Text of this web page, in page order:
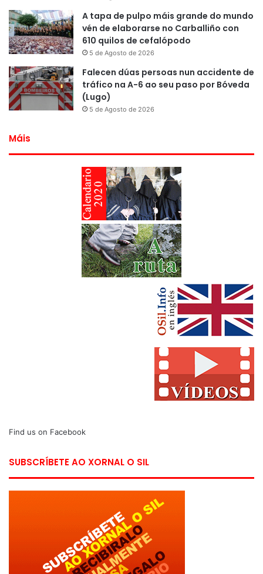
A tapa de pulpo máis grande do mundo
vén de elaborarse no Carballiño con
610 quilos de cefalópodo
5 de Agosto de 2026
Falecen dúas persoas nun accidente de
tráfico na A-6 ao seu paso por Bóveda
(Lugo)
5 de Agosto de 2026
Máis
Find us on Facebook
SUBSCRÍBETE AO XORNAL O SIL